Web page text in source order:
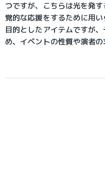
つですが、こちらは光を発
覚的な応援をするために用
目的としたアイテムですが
め、イベントの性質や演者